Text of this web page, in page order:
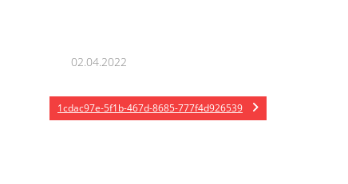
02.04.2022
1cdac97e-5f1b-467d-8685-777f4d926539